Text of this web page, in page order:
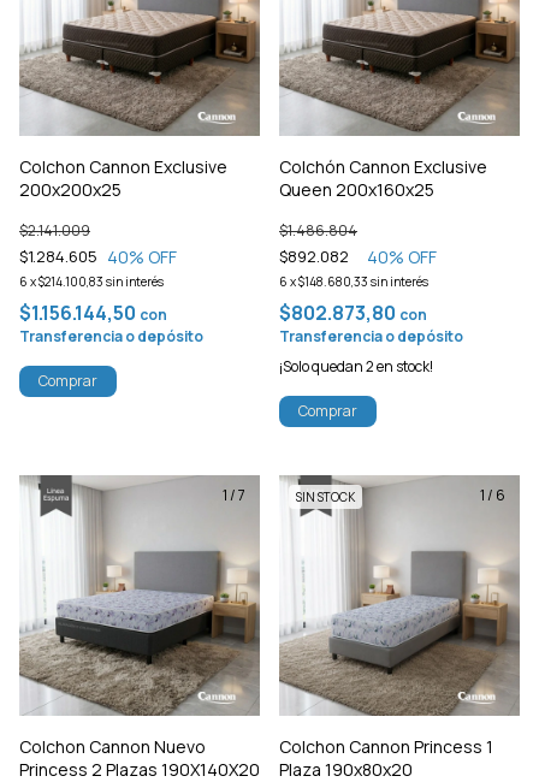
Colchon Cannon Exclusive
200x200x25
$1.284.605
$2.141.009
40% OFF
6 x$214.100,83 sin interés
$1.156.144,50 con
Transferencia o depósito
Comprar
Colchón Cannon Exclusive
Queen 200x160x25
$892.082
$1.486.804
40% OFF
6 x$148.680,33 sin interés
$802.873,80 con
Transferencia o depósito
¡Solo quedan2en stock!
Comprar
1/7
Colchon Cannon Nuevo
Princess 2 Plazas 190X140X20
1/ 6
SIN STOCK
Colchon Cannon Princess 1
Plaza 190x80x20